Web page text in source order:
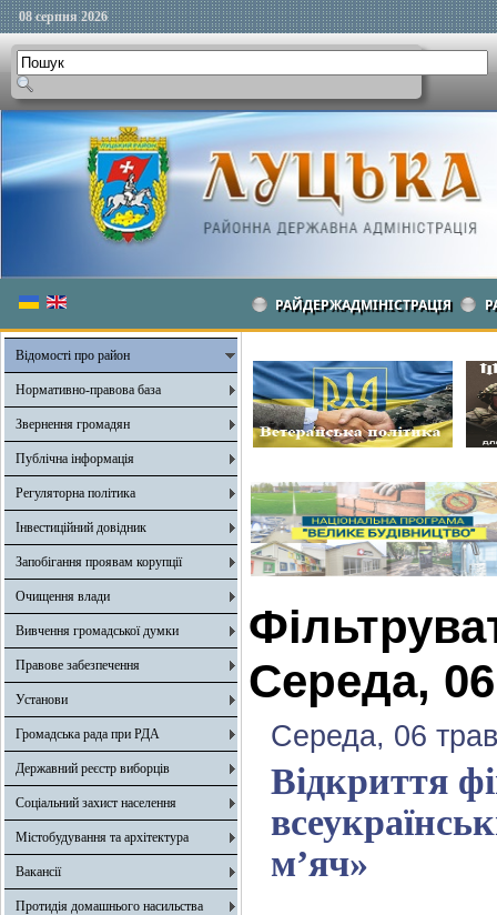
08 серпня 2026
РАЙДЕРЖАДМІНІСТРАЦІЯ
Відомості про район
Нормативно-правова база
Звернення громадян
Публічна інформація
Регуляторна політика
Інвестиційний довідник
Запобігання проявам корупції
Очищення влади
Вивчення громадської думки
Правове забезпечення
Установи
Громадська рада при РДА
Державний реєстр виборців
Соціальний захист населення
Містобудування та архітектура
Вакансії
Протидія домашнього насильства
Середа,
Середа, 06
Відкриття
м’яч»